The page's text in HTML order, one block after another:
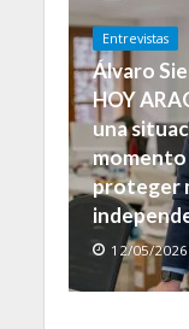
Entrevistas
Álvaro
HOY
una
momento
proteger
12/05/2026